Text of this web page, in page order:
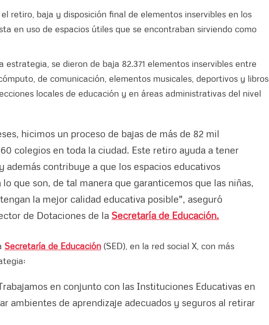
retiro, baja y disposición final de elementos inservibles en los
en uso de espacios útiles que se encontraban sirviendo como
se dieron de baja 82.371 elementos inservibles entre
de comunicación, elementos musicales, deportivos y libros
locales de educación y en áreas administrativas del nivel
hicimos un proceso de bajas de más de 82 mil
colegios en toda la ciudad. Este retiro ayuda a tener
además contribuye a que los espacios educativos
que son, de tal manera que garanticemos que las niñas,
la mejor calidad educativa posible", aseguró
de Dotaciones de la Secretaría de Educación.
Secretaría de Educación (SED), en la red social X, con más
en conjunto con las Instituciones Educativas en
ambientes de aprendizaje adecuados y seguros al retirar